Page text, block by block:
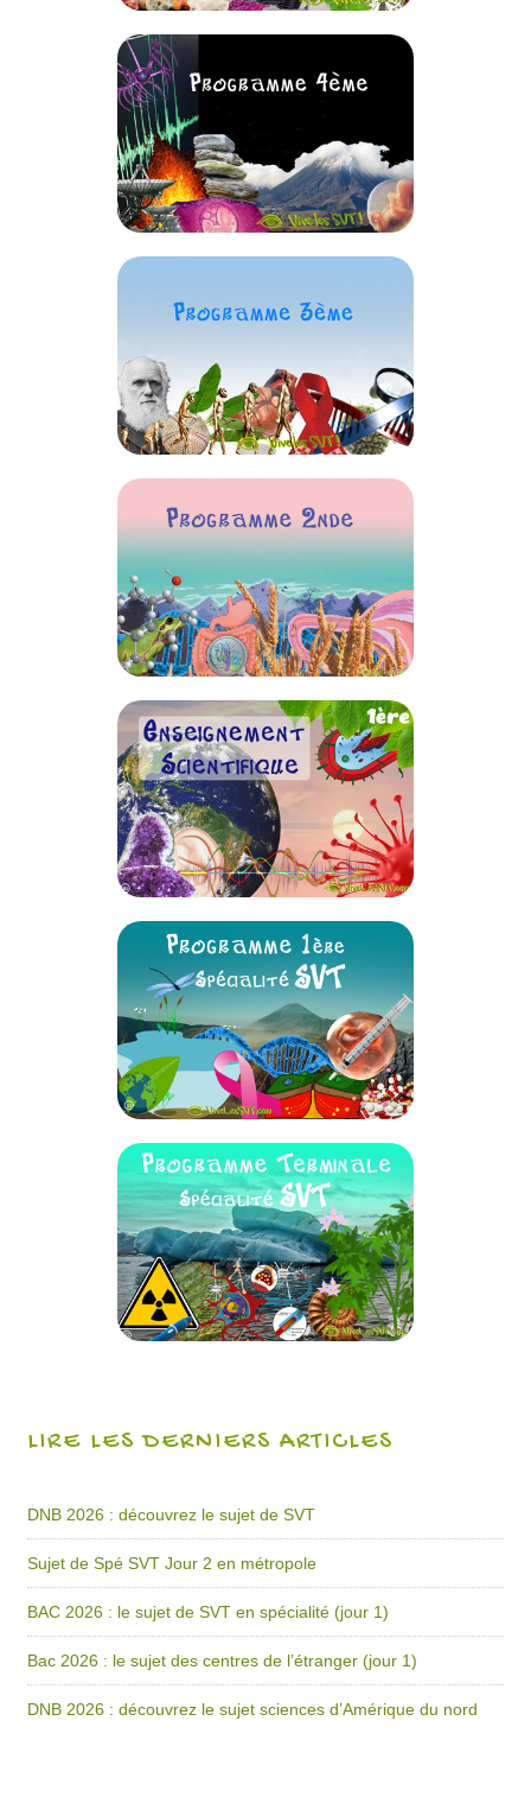
LIRE LES DERNIERS ARTICLES
DNB 2026 : découvrez le sujet de SVT
Sujet de Spé SVT Jour 2 en métropole
BAC 2026 : le sujet de SVT en spécialité (jour 1)
Bac 2026 : le sujet des centres de l’étranger (jour 1)
DNB 2026 : découvrez le sujet sciences d’Amérique du nord